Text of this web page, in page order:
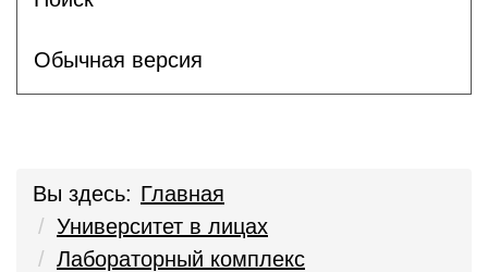
Обычная версия
Вы здесь: Главная
Университет в лицах
Лабораторный комплекс